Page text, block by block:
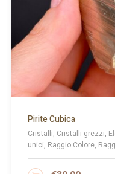
Pirite Cubica
Cristalli, Cristalli grezzi,
unici, Raggio Colore,